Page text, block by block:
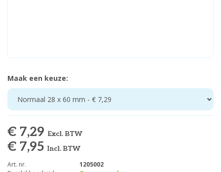
Maak een keuze:
Normaal 28 x 60 mm - € 7,29
€ 7,29 Excl. BTW
€ 7,95 Incl. BTW
Art. nr.
1205002